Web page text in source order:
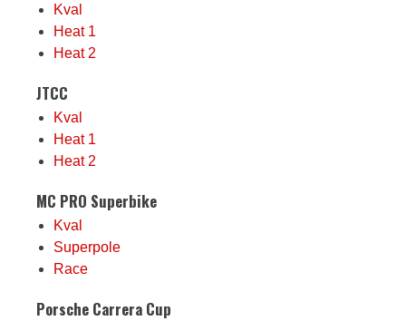
Kval
Heat 1
Heat 2
JTCC
Kval
Heat 1
Heat 2
MC PRO Superbike
Kval
Superpole
Race
Porsche Carrera Cup